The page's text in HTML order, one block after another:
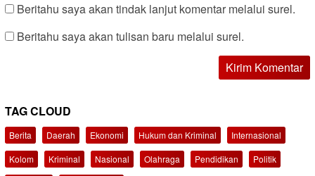
Beritahu saya akan tindak lanjut komentar melalui surel.
Beritahu saya akan tulisan baru melalui surel.
TAG CLOUD
Berita Daerah Ekonomi Hukum dan Kriminal
Internasional
Kolom
Kriminal Nasional Olahraga Pendidikan
Politik